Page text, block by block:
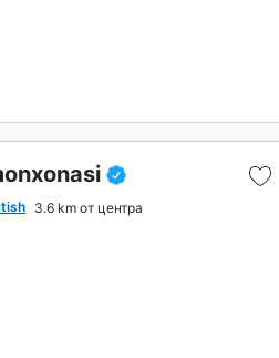
3.6 km от центра